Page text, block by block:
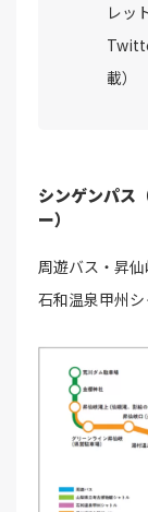
レッ
載）
シンゲンパス
ー）
周遊バス・昇
石和温泉甲州